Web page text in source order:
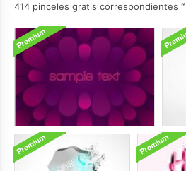
414 pinceles gratis correspondientes